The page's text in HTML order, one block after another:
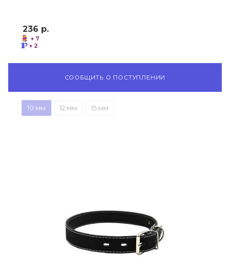
236 р.
+ 7
+ 2
СООБЩИТЬ О ПОСТУПЛЕНИИ
10 мм 12 мм 15 мм